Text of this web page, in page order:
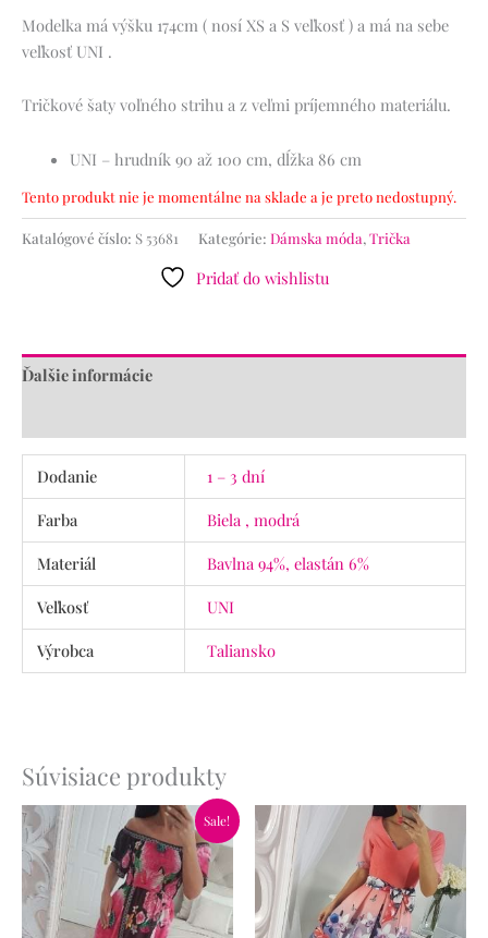
Modelka má výšku 174cm ( nosí XS a S veľkosť ) a má na sebe
veľkosť UNI .
Tričkové šaty voľného strihu a z veľmi príjemného materiálu.
UNI – hrudník 90 až 100 cm, dĺžka 86 cm
Tento produkt nie je momentálne na sklade a je preto nedostupný.
Katalógové číslo: S 53681 Kategórie: Dámska móda,Trička
Pridať do wishlistu
Ďalšie informácie
Dodanie
1 – 3 dní
Farba
Biela , modrá
Materiál
Bavlna 94%, elastán 6%
Veľkosť
UNI
Výrobca
Taliansko
Súvisiace produkty
Sale!
Pôvodná
bola:
41.90€.
Aktuálna
cena
je:
24.90€.